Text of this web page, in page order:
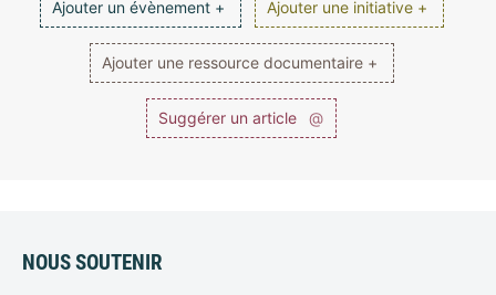
Ajouter un évènement + Ajouter une initiative +
Ajouter une ressource documentaire +
Suggérer un article @
NOUS SOUTENIR